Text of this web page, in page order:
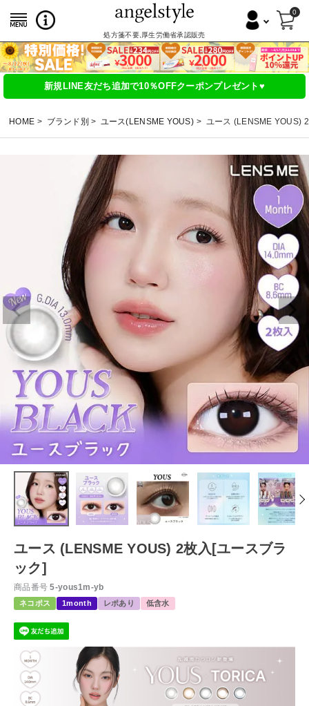
処方箋不要,厚生労働省承認販売
0
新規LINE友だち追加で10％OFFクーポンプレゼント♥
HOME ブランド別 ユース(LENSME YOUS) ユース (LENSME YOUS)
ユース (LENSME YOUS) 2枚入[ユースブラ
ック]
商品番号 5-yous1m-yb
ネコポス 1month レポあり 低含水